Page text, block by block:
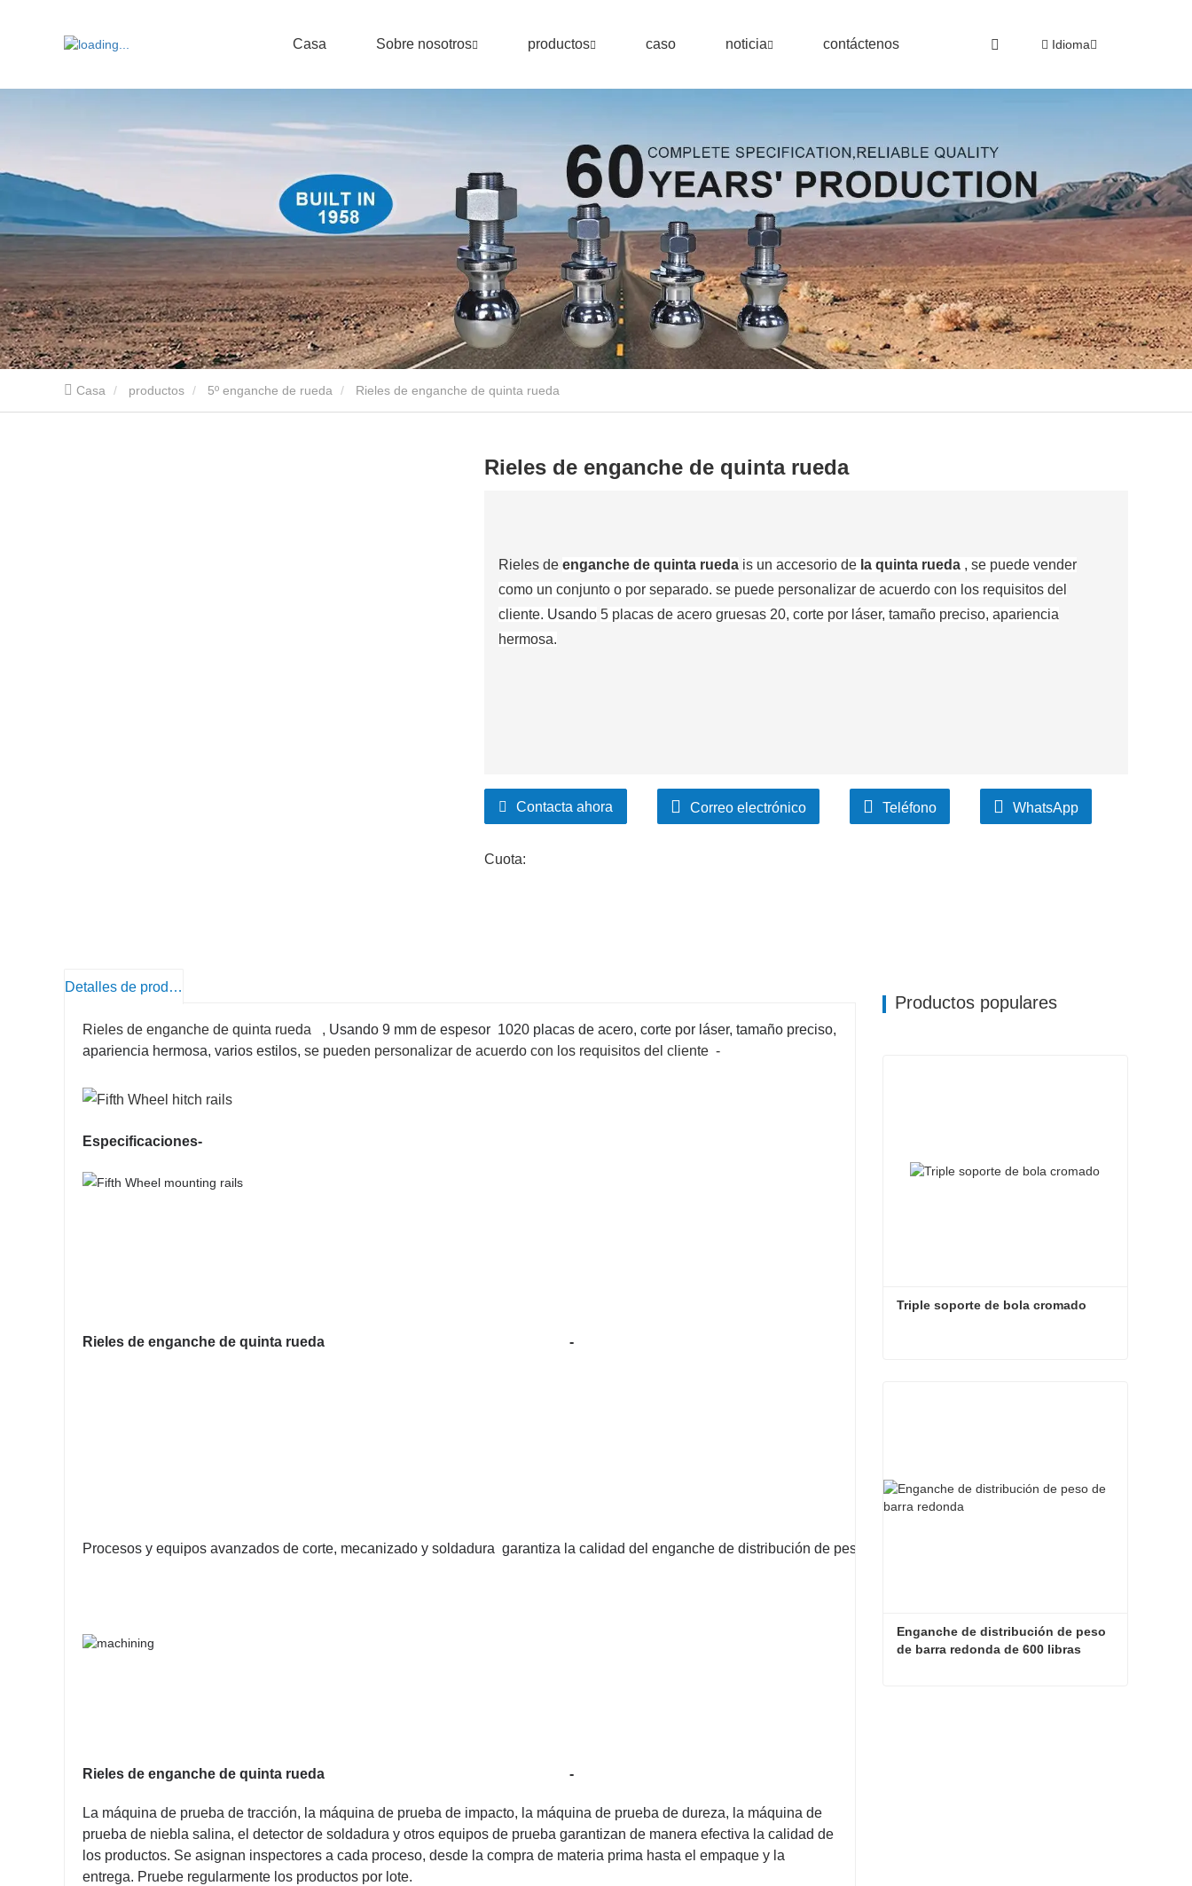
Casa Sobre nosotros productos caso noticia contáctenos Idioma
Casa productos 5º enganche de rueda Rieles de enganche de quinta rueda
Rieles de enganche de quinta rueda
Rieles de enganche de quinta rueda is un accesorio de la quinta rueda , se puede vender
como un conjunto o por separado. se puede personalizar de acuerdo con los requisitos del
cliente. Usando 5 placas de acero gruesas 20, corte por láser, tamaño preciso, apariencia
hermosa.
Contacta ahora Correo electrónico Teléfono WhatsApp
Cuota:
Detalles de producto
Rieles de enganche de quinta rueda , Usando 9 mm de espesor 1020 placas de acero, corte por láser, tamaño preciso,
apariencia hermosa, varios estilos, se pueden personalizar de acuerdo con los requisitos del cliente -
Especificaciones-
Rieles de enganche de quinta rueda -
Procesos y equipos avanzados de corte, mecanizado y soldadura garantiza la calidad del enganche de distribución de peso de barra redonda-
Rieles de enganche de quinta rueda -
La máquina de prueba de tracción, la máquina de prueba de impacto, la máquina de prueba de dureza, la máquina de
prueba de niebla salina, el detector de soldadura y otros equipos de prueba garantizan de manera efectiva la calidad de
los productos. Se asignan inspectores a cada proceso, desde la compra de materia prima hasta el empaque y la
entrega. Pruebe regularmente los productos por lote.
Productos populares
Triple soporte de bola cromado
Enganche de distribución de peso
de barra redonda de 600 libras